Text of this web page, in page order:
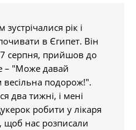
рік і
в Єгипет. Він
серпня, прийшов до
– "Може давай
подорож!".
два тижні, і мені
робити у лікаря
щоб нас розписали